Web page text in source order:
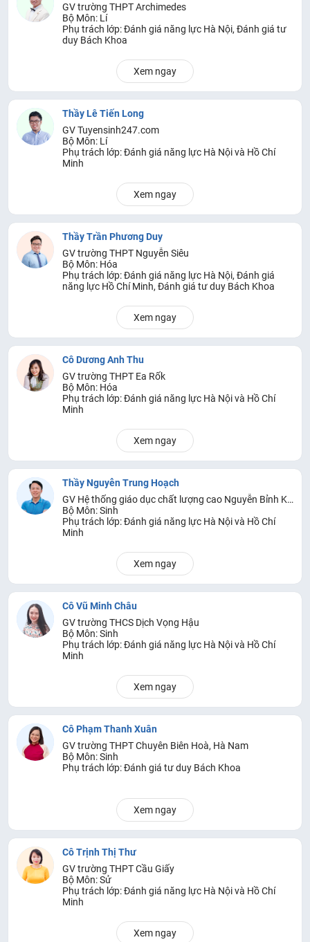
GV trường THPT Archimedes
Bộ Môn: Lí
Phụ trách lớp: Đánh giá năng lực Hà Nội, Đánh giá tư
duy Bách Khoa
Xem ngay
Thầy Lê Tiến Long
GV Tuyensinh247.com
Bộ Môn: Lí
Phụ trách lớp: Đánh giá năng lực Hà Nội và Hồ Chí
Minh
Xem ngay
Thầy Trần Phương Duy
GV trường THPT Nguyễn Siêu
Bộ Môn: Hóa
Phụ trách lớp: Đánh giá năng lực Hà Nội, Đánh giá
năng lực Hồ Chí Minh, Đánh giá tư duy Bách Khoa
Xem ngay
Cô Dương Anh Thu
GV trường THPT Ea Rốk
Bộ Môn: Hóa
Phụ trách lớp: Đánh giá năng lực Hà Nội và Hồ Chí
Minh
Xem ngay
Thầy Nguyễn Trung Hoạch
GV Hệ thống giáo dục chất lượng cao Nguyễn Bỉnh Khiêm
Bộ Môn: Sinh
Phụ trách lớp: Đánh giá năng lực Hà Nội và Hồ Chí
Minh
Xem ngay
Cô Vũ Minh Châu
GV trường THCS Dịch Vọng Hậu
Bộ Môn: Sinh
Phụ trách lớp: Đánh giá năng lực Hà Nội và Hồ Chí
Minh
Xem ngay
Cô Phạm Thanh Xuân
GV trường THPT Chuyên Biên Hoà, Hà Nam
Bộ Môn: Sinh
Phụ trách lớp: Đánh giá tư duy Bách Khoa
Xem ngay
Cô Trịnh Thị Thư
GV trường THPT Cầu Giấy
Bộ Môn: Sử
Phụ trách lớp: Đánh giá năng lực Hà Nội và Hồ Chí
Minh
Xem ngay